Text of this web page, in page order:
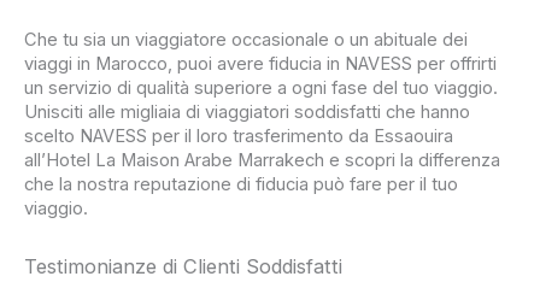
Che tu sia un viaggiatore occasionale o un abituale dei
viaggi in Marocco, puoi avere fiducia in NAVESS per offrirti
un servizio di qualità superiore a ogni fase del tuo viaggio.
Unisciti alle migliaia di viaggiatori soddisfatti che hanno
scelto NAVESS per il loro trasferimento da Essaouira
all’Hotel La Maison Arabe Marrakech e scopri la differenza
che la nostra reputazione di fiducia può fare per il tuo
viaggio.
Testimonianze di Clienti Soddisfatti